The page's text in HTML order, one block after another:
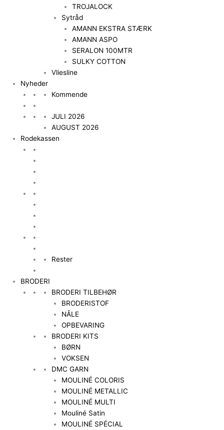
TROJALOCK
Sytråd
AMANN EKSTRA STÆRK
AMANN ASPO
SERALON 100MTR
SULKY COTTON
Vliesline
Nyheder
Kommende
JULI 2026
AUGUST 2026
Rodekassen
Rester
BRODERI
BRODERI TILBEHØR
BRODERISTOF
NÅLE
OPBEVARING
BRODERI KITS
BØRN
VOKSEN
DMC GARN
MOULINÉ COLORIS
MOULINÉ METALLIC
MOULINÉ MULTI
Mouliné Satin
MOULINÉ SPÉCIAL